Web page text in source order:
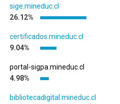
sige.mineduc.cl
26.12%
certificados.mineduc.cl
9.04%
portal-sigpa.mineduc.cl
4.98%
bibliotecadigital.mineduc.cl